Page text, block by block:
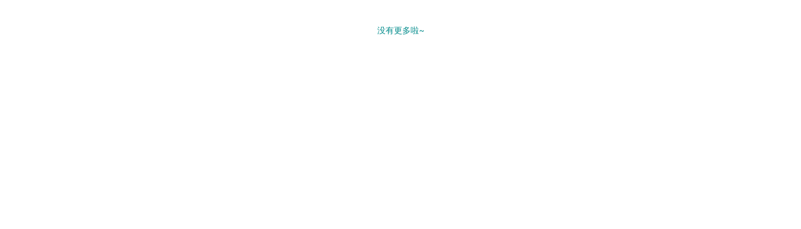
没有更多啦~